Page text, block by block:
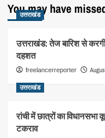
You may have
उत्तराखंड
उत्तराखंड: तेज बारिश से
दहशत
freelancerreporter
उत्तराखंड
रांची में छात्रों का
टकराव